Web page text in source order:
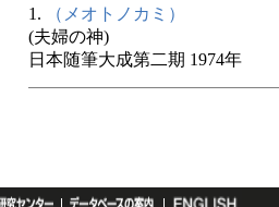
1.
（メオトノカミ）
(夫婦の神)
日本随筆大成第二期 1974年